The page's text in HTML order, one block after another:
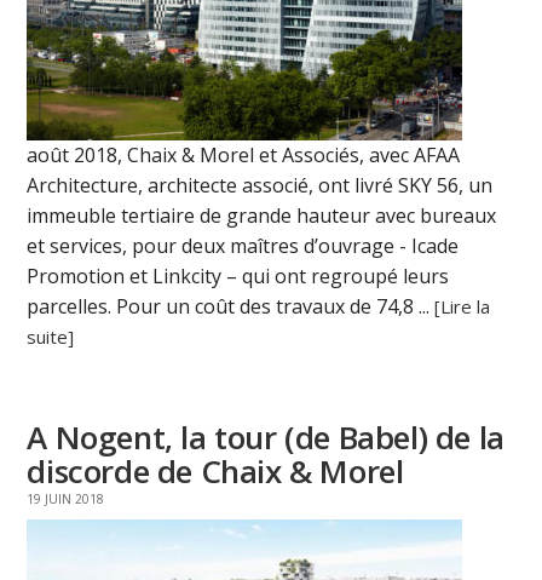
août 2018, Chaix & Morel et Associés, avec AFAA
Architecture, architecte associé, ont livré SKY 56, un
immeuble tertiaire de grande hauteur avec bureaux
et services, pour deux maîtres d’ouvrage - Icade
Promotion et Linkcity – qui ont regroupé leurs
parcelles. Pour un coût des travaux de 74,8 ...[Lire la
suite]
A Nogent, la tour (de Babel) de la
discorde de Chaix & Morel
19 JUIN 2018